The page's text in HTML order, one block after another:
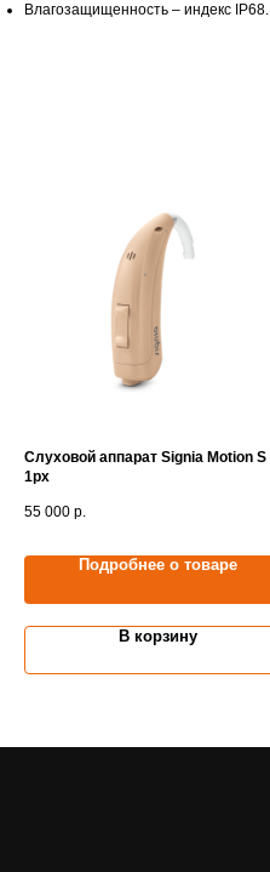
Влагозащищенность – индекс IP68.
Слуховой аппарат Signia Motion S
1px
55 000 р.
Подробнее о товаре
В корзину